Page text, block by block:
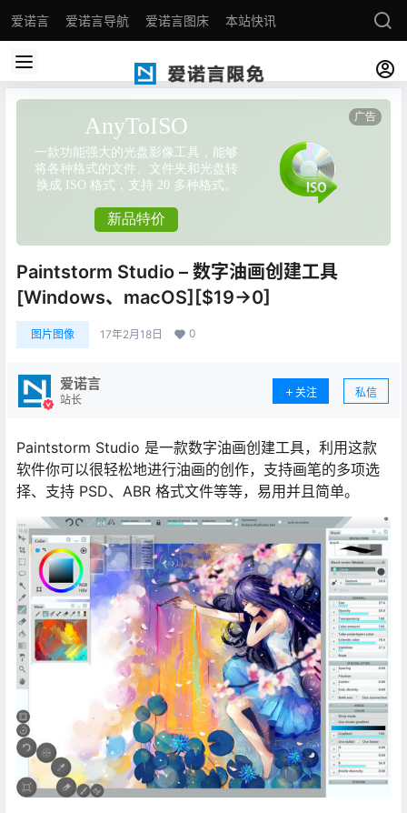
爱诺言 爱诺言导航 爱诺言图床 本站快讯
Paintstorm Studio – 数字油画创建工具
[Windows、macOS][$19→0]
图片图像 17年2月18日 0
爱诺言
站长
关注 私信
Paintstorm Studio 是一款数字油画创建工具，利用这款
软件你可以很轻松地进行油画的创作，支持画笔的多项选
择、支持 PSD、ABR 格式文件等等，易用并且简单。